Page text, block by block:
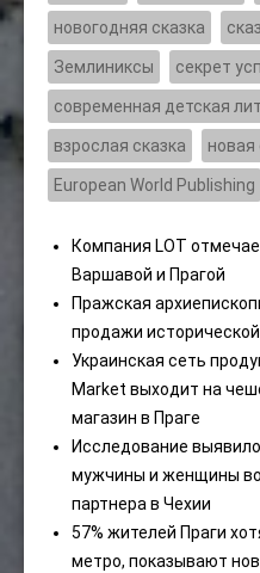
новогодняя сказка
Землиниксы секрет
современная детская
взрослая сказка новая
European World Publishing
Компания LOT
Варшавой и Прагой
Пражская
продажи
Украинская сеть
Market выходит на
магазин в Праге
Исследование
мужчины и женщины
партнера в Чехии
57% жителей Праги
метро, ​​показывают